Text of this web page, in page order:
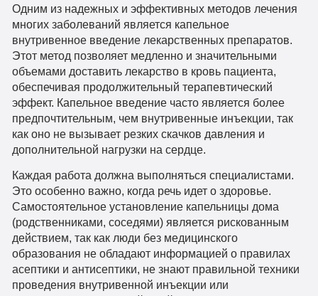
Одним из надежных и эффективных методов лечения
многих заболеваний является капельное
внутривенное введение лекарственных препаратов.
Этот метод позволяет медленно и значительными
объемами доставить лекарство в кровь пациента,
обеспечивая продолжительный терапевтический
эффект. Капельное введение часто является более
предпочтительным, чем внутривенные инъекции, так
как оно не вызывает резких скачков давления и
дополнительной нагрузки на сердце.
Каждая работа должна выполняться специалистами.
Это особенно важно, когда речь идет о здоровье.
Самостоятельное установление капельницы дома
(родственниками, соседями) является рискованным
действием, так как люди без медицинского
образования не обладают информацией о правилах
асептики и антисептики, не знают правильной техники
проведения внутривенной инъекции или